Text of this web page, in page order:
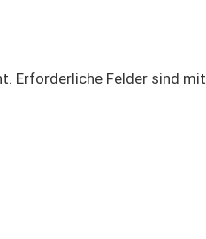
Erforderliche Felder sind mit